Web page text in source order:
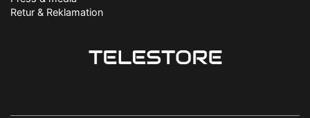
Retur & Reklamation